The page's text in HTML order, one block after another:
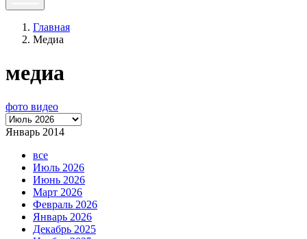
Главная
Медиа
медиа
фото видео
Январь 2014
все
Июль 2026
Июнь 2026
Март 2026
Февраль 2026
Январь 2026
Декабрь 2025